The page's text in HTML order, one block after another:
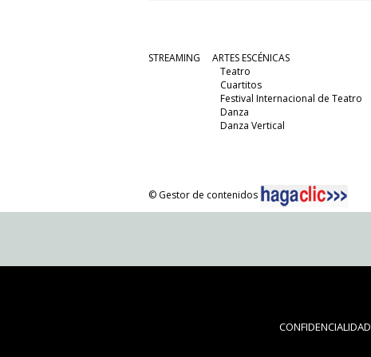
STREAMING
ARTES ESCÉNICAS
Teatro
Cuartitos
Festival Internacional de Teatro
Danza
Danza Vertical
© Gestor de contenidos
CONFIDENCIALIDAD